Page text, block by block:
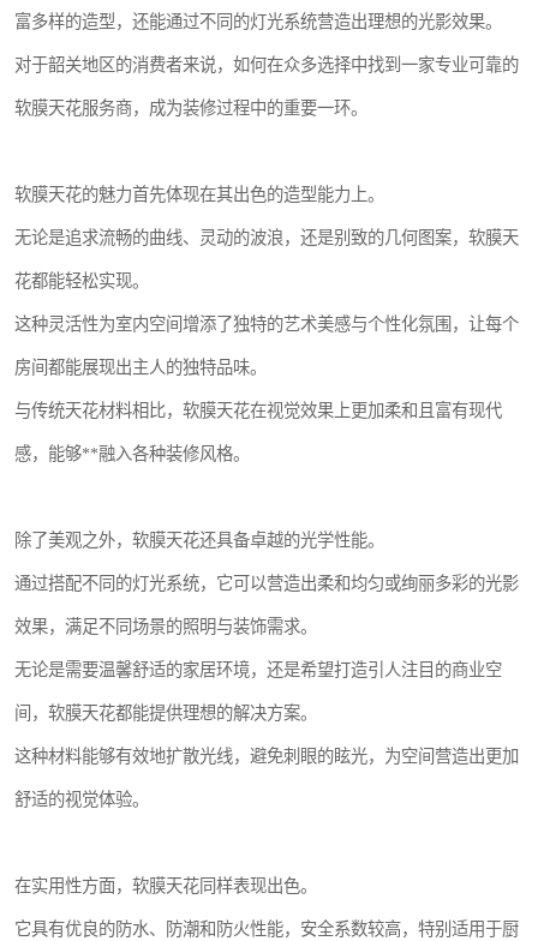
富多样的造型，还能通过不同的灯光系统营造出理想的光影效果。
对于韶关地区的消费者来说，如何在众多选择中找到一家专业可靠的
软膜天花服务商，成为装修过程中的重要一环。
软膜天花的魅力首先体现在其出色的造型能力上。
无论是追求流畅的曲线、灵动的波浪，还是别致的几何图案，软膜天
花都能轻松实现。
这种灵活性为室内空间增添了独特的艺术美感与个性化氛围，让每个
房间都能展现出主人的独特品味。
与传统天花材料相比，软膜天花在视觉效果上更加柔和且富有现代
感，能够**融入各种装修风格。
除了美观之外，软膜天花还具备卓越的光学性能。
通过搭配不同的灯光系统，它可以营造出柔和均匀或绚丽多彩的光影
效果，满足不同场景的照明与装饰需求。
无论是需要温馨舒适的家居环境，还是希望打造引人注目的商业空
间，软膜天花都能提供理想的解决方案。
这种材料能够有效地扩散光线，避免刺眼的眩光，为空间营造出更加
舒适的视觉体验。
在实用性方面，软膜天花同样表现出色。
它具有优良的防水、防潮和防火性能，安全系数较高，特别适用于厨